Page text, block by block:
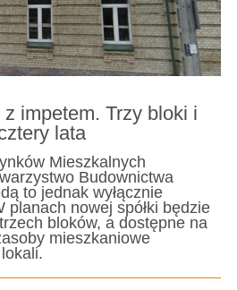
impetem. Trzy bloki i
lata
Mieszkalnych
Budownictwa
to jednak wyłącznie
planach nowej spółki będzie
bloków, a dostępne na
mieszkaniowe